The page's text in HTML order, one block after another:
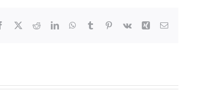
Facebook RedditLinkedInWhatsApp
Tumblr Pinterest
Vk Xing Correo